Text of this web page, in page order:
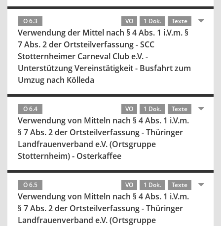
Ö 6.3 VO 1 Dok. Texte
Verwendung der Mittel nach § 4 Abs. 1 i.V.m. §
7 Abs. 2 der Ortsteilverfassung - SCC
Stotternheimer Carneval Club e.V. -
Unterstützung Vereinstätigkeit - Busfahrt zum
Umzug nach Kölleda
Ö 6.4 VO 1 Dok. Texte
Verwendung von Mitteln nach § 4 Abs. 1 i.V.m.
§ 7 Abs. 2 der Ortsteilverfassung - Thüringer
Landfrauenverband e.V. (Ortsgruppe
Stotternheim) - Osterkaffee
Ö 6.5 VO 1 Dok. Texte
Verwendung von Mitteln nach § 4 Abs. 1 i.V.m.
§ 7 Abs. 2 der Ortsteilverfassung - Thüringer
Landfrauenverband e.V. (Ortsgruppe